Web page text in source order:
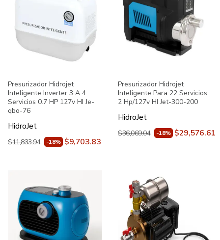
Presurizador Hidrojet
Inteligente Inverter 3 A 4
Servicios 0.7 HP 127v HI Je-
qbo-76
HidroJet
$11,833.94 -18% $9,703.83
Presurizador Hidrojet
Inteligente Para 22 Servicios
2 Hp/127v HI Jet-300-200
HidroJet
$36,069.04 -18% $29,576.61